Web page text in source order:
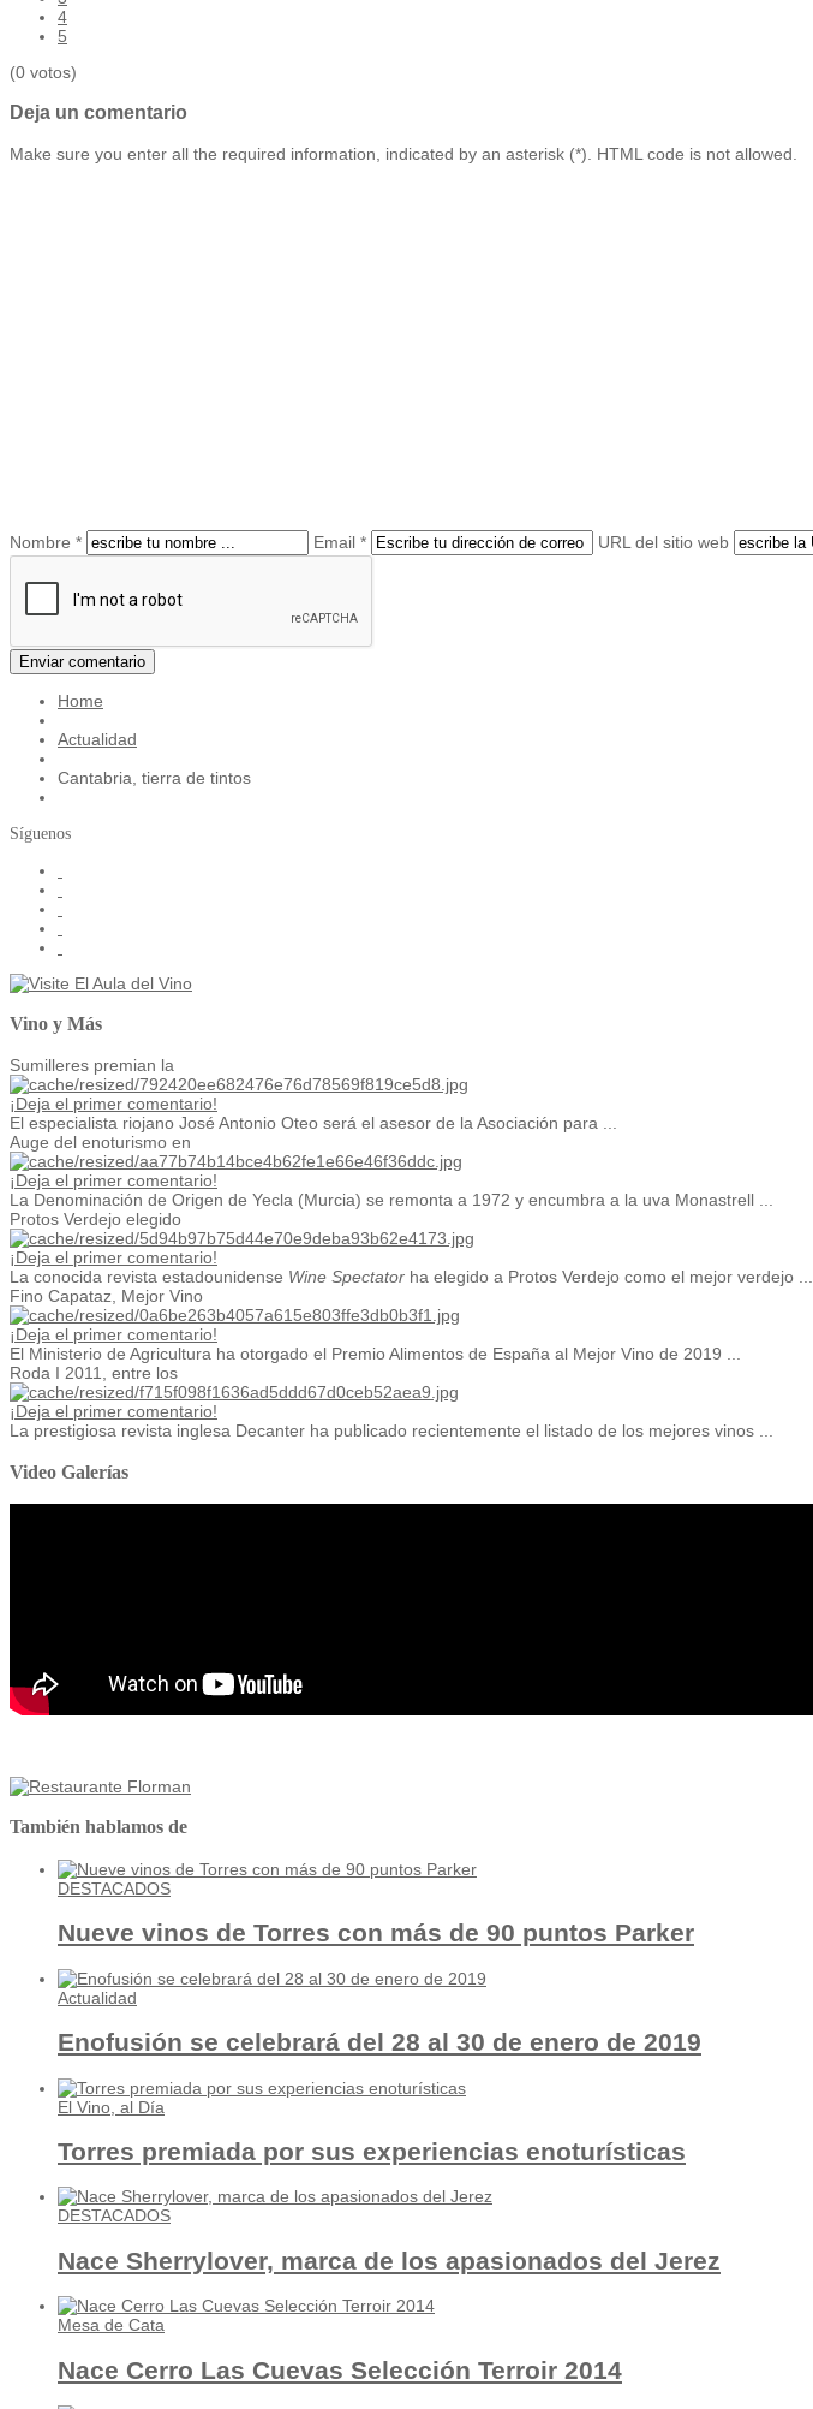
4
5
(0 votos)
Deja un comentario
Make sure you enter all the required information, indicated by an asterisk (*). HTML code is not allowed.
Nombre * Email * URL del sitio web
Home
Actualidad
Cantabria, tierra de tintos
Síguenos
Vino y Más
Sumilleres premian la
¡Deja el primer comentario!
El especialista riojano José Antonio Oteo será el asesor de la Asociación para ...
Auge del enoturismo en
¡Deja el primer comentario!
La Denominación de Origen de Yecla (Murcia) se remonta a 1972 y encumbra a la uva Monastrell ...
Protos Verdejo elegido
¡Deja el primer comentario!
La conocida revista estadounidense Wine Spectator ha elegido a Protos Verdejo como el mejor verdejo ...
Fino Capataz, Mejor Vino
¡Deja el primer comentario!
El Ministerio de Agricultura ha otorgado el Premio Alimentos de España al Mejor Vino de 2019 ...
Roda I 2011, entre los
¡Deja el primer comentario!
La prestigiosa revista inglesa Decanter ha publicado recientemente el listado de los mejores vinos ...
Video Galerías
También hablamos de
DESTACADOS
Nueve vinos de Torres con más de 90 puntos Parker
Actualidad
Enofusión se celebrará del 28 al 30 de enero de 2019
El Vino, al Día
Torres premiada por sus experiencias enoturísticas
DESTACADOS
Nace Sherrylover, marca de los apasionados del Jerez
Mesa de Cata
Nace Cerro Las Cuevas Selección Terroir 2014